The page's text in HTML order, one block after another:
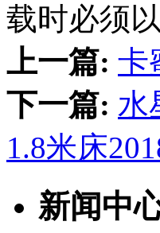
载时必须
上一篇: 卡
下一篇: 水
1.8米床
新闻中